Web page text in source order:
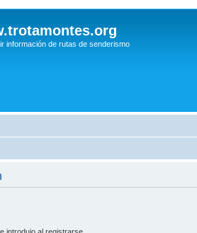
información de rutas de senderismo